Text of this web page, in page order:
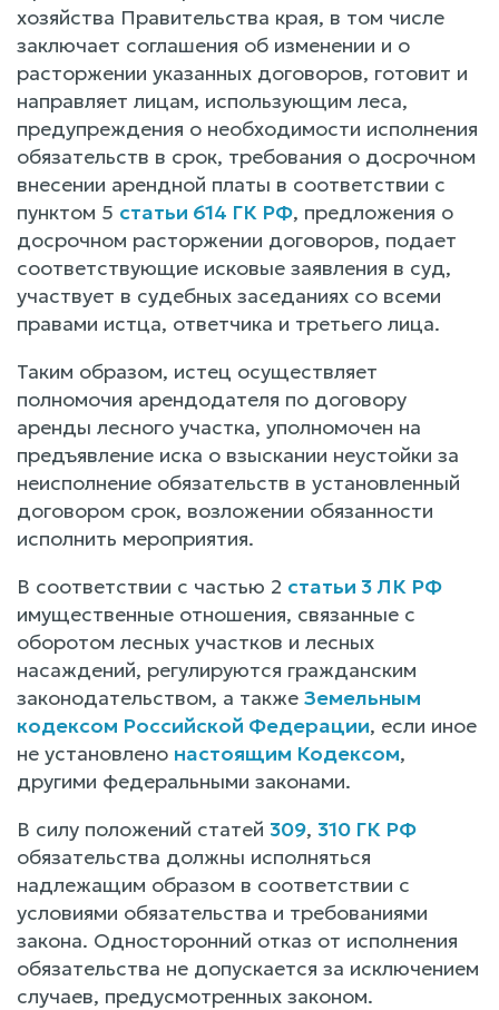
хозяйства Правительства края, в том числе
заключает соглашения об изменении и о
расторжении указанных договоров, готовит и
направляет лицам, использующим леса,
предупреждения о необходимости исполнения
обязательств в срок, требования о досрочном
внесении арендной платы в соответствии с
пунктом 5 статьи 614 ГК РФ, предложения о
досрочном расторжении договоров, подает
соответствующие исковые заявления в суд,
участвует в судебных заседаниях со всеми
правами истца, ответчика и третьего лица.
Таким образом, истец осуществляет
полномочия арендодателя по договору
аренды лесного участка, уполномочен на
предъявление иска о взыскании неустойки за
неисполнение обязательств в установленный
договором срок, возложении обязанности
исполнить мероприятия.
В соответствии с частью 2 статьи 3 ЛК РФ
имущественные отношения, связанные с
оборотом лесных участков и лесных
насаждений, регулируются гражданским
законодательством, а также Земельным
кодексом Российской Федерации, если иное
не установлено настоящим Кодексом,
другими федеральными законами.
В силу положений статей 309, 310 ГК РФ
обязательства должны исполняться
надлежащим образом в соответствии с
условиями обязательства и требованиями
закона. Односторонний отказ от исполнения
обязательства не допускается за исключением
случаев, предусмотренных законом.